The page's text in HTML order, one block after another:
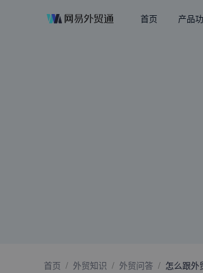
首页 产品
首页 / 外贸知识 / 外贸问答 / 怎么跟外